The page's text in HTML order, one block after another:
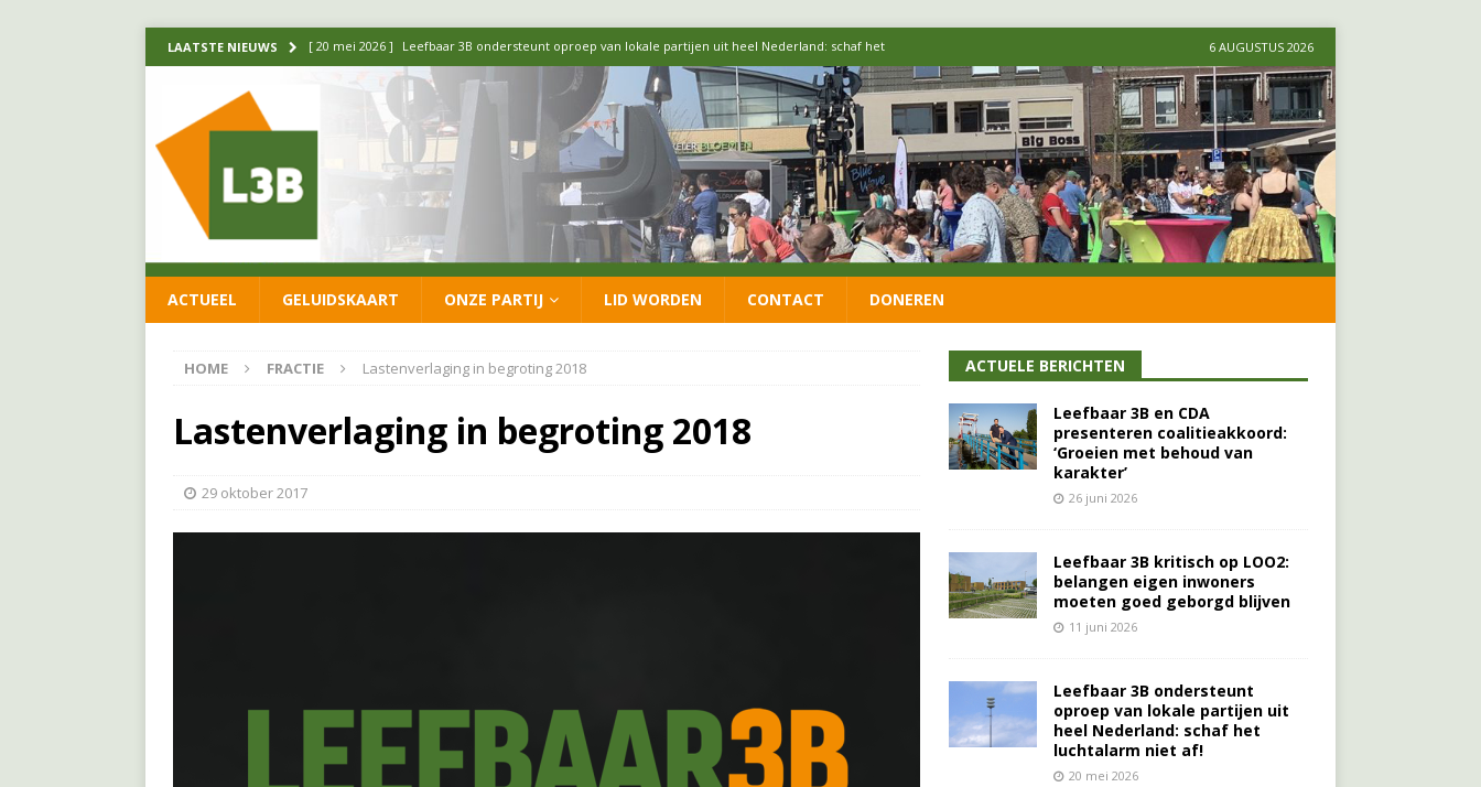
LAATSTE NIEUWS [ 14 mei 2026 ] Update over de formatie: vacature voor onafhankelijke wethouder Sociaal Domein
[ 1 april 2026 ] Ontwikkelingen flexwoningen Oekraïners én Lansingerlanders FRACTIE
[ 26 juni 2026 ] Leefbaar 3B en CDA presenteren coalitieakkoord: ‘Groeien met behoud van karakter’
Leefbaar 3B kritisch op LOO2: belangen eigen inwoners moeten goed geborgd blijven
[ 20 mei 2026 ] Leefbaar 3B ondersteunt oproep van lokale partijen uit heel Nederland: schaf het
6 AUGUSTUS 2026
ACTUEEL GELUIDSKAART ONZE PARTIJ LID WORDEN CONTACT DONEREN
HOME FRACTIE Lastenverlaging in begroting 2018
Lastenverlaging in begroting 2018
29 oktober 2017
ACTUELE BERICHTEN
Leefbaar 3B en CDA
presenteren coalitieakkoord:
‘Groeien met behoud van
karakter’
26 juni 2026
Leefbaar 3B kritisch op LOO2:
belangen eigen inwoners
moeten goed geborgd blijven
11 juni 2026
Leefbaar 3B ondersteunt
oproep van lokale partijen uit
heel Nederland: schaf het
luchtalarm niet af!
20 mei 2026